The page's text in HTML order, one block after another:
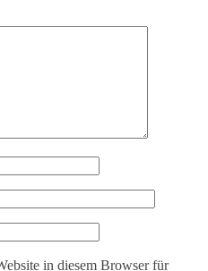
in diesem Browser für